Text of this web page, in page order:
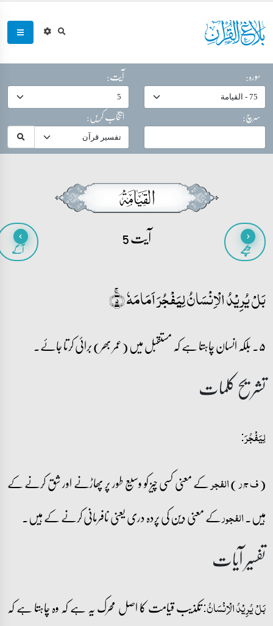
سورہ:
آیت:
سرچ:
انتخاب کریں:
پیچھے آیت 5 آگے
بَلۡ یُرِیۡدُ الۡاِنۡسَانُ لِیَفۡجُرَ اَمَامَہٗ ۚ﴿۵﴾
۵۔ بلکہ انسان چاہتا ہے کہ مستقبل میں (عمر بھر) برائی کرتا جائے۔
تشریح کلمات
لِیَفۡجُرَ:
(ف ج ر)الفجرکے معنی کسی چیز کو وسیع طور پر پھاڑنے اور شق کرنے کے
ہیں۔الفجورکے معنی دین کی پردہ دری یعنی نافرمانی کرنے کے ہیں۔
تفسیر آیات
بَلۡ یُرِیۡدُ الۡاِنۡسَانُ:تکذیب قیامت کا اصل محرک یہ ہے کہ وہ چاہتا ہے کہ